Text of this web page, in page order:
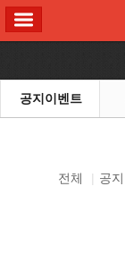
공지이벤트
전체 | 공지